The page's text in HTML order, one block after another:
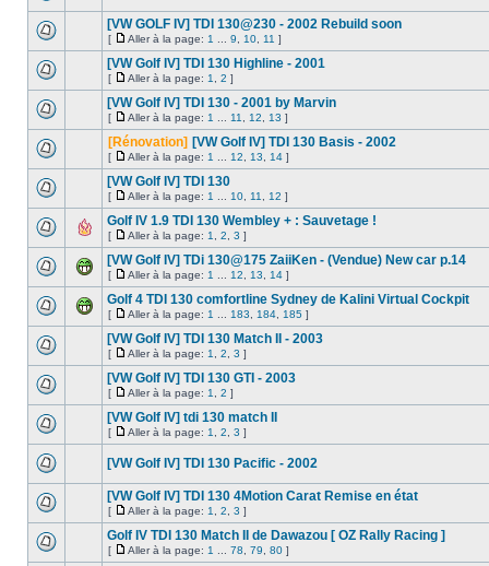
[VW GOLF IV] TDI 130@230 - 2002 Rebuild soon
[ Aller à la page: 1 9 10 11 ]
[VW Golf IV] TDI 130 Highline - 2001
[ Aller à la page: 1 2 ]
[VW Golf IV] TDI 130 - 2001 by Marvin
[ Aller à la page: 1 11 12 13 ]
[Rénovation] [VW Golf IV] TDI 130 Basis - 2002
[ Aller à la page: 1 12 13 14 ]
[VW Golf IV] TDI 130
[ Aller à la page: 1 10 11 12 ]
Golf IV 1.9 TDI 130 Wembley + : Sauvetage !
[ Aller à la page: 1 2 3 ]
[VW Golf IV] TDi 130@175 ZaiiKen - (Vendue) New car p.14
[ Aller à la page: 1 12 13 14 ]
Golf 4 TDI 130 comfortline Sydney de Kalini Virtual Cockpit
[ Aller à la page: 1 183 184 185 ]
[VW Golf IV] TDI 130 Match II - 2003
[ Aller à la page: 1 2 3 ]
[VW Golf IV] TDI 130 GTI - 2003
[ Aller à la page: 1 2 ]
[VW Golf IV] tdi 130 match II
[ Aller à la page: 1 2 3 ]
[VW Golf IV] TDI 130 Pacific - 2002
[VW Golf IV] TDI 130 4Motion Carat Remise en état
[ Aller à la page: 1 2 3 ]
Golf IV TDI 130 Match II de Dawazou [ OZ Rally Racing ]
[ Aller à la page: 1 78 79 80 ]